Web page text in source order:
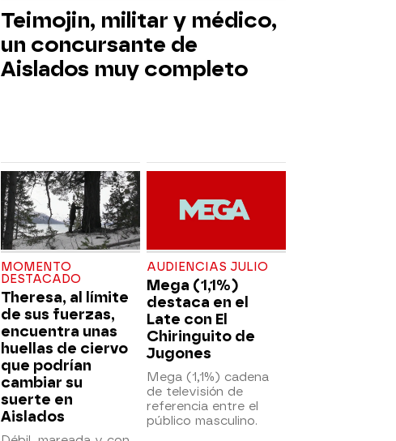
Teimojin, militar y médico,
un concursante de
Aislados muy completo
MOMENTO
DESTACADO
Theresa, al límite
de sus fuerzas,
encuentra unas
huellas de ciervo
que podrían
cambiar su
suerte en
Aislados
AUDIENCIAS JULIO
Mega (1,1%)
destaca en el
Late con El
Chiringuito de
Jugones
Mega (1,1%) cadena
de televisión de
referencia entre el
público masculino.